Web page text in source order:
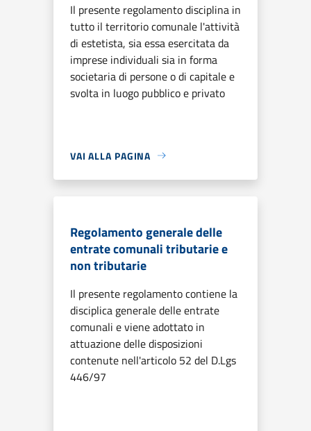
Il presente regolamento disciplina in
tutto il territorio comunale l'attività
di estetista, sia essa esercitata da
imprese individuali sia in forma
societaria di persone o di capitale e
svolta in luogo pubblico e privato
VAI ALLA PAGINA
Regolamento generale delle
entrate comunali tributarie e
non tributarie
Il presente regolamento contiene la
disciplica generale delle entrate
comunali e viene adottato in
attuazione delle disposizioni
contenute nell'articolo 52 del D.Lgs
446/97